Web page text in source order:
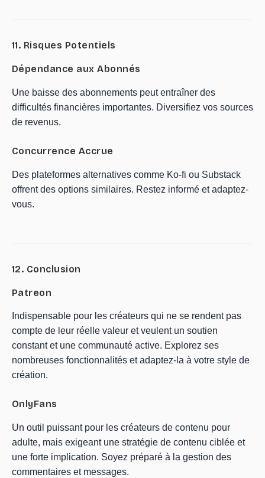
11. Risques Potentiels
Dépendance aux Abonnés
Une baisse des abonnements peut entraîner des
difficultés financières importantes. Diversifiez vos sources
de revenus.
Concurrence Accrue
Des plateformes alternatives comme Ko-fi ou Substack
offrent des options similaires. Restez informé et adaptez-
vous.
12. Conclusion
Patreon
Indispensable pour les créateurs qui ne se rendent pas
compte de leur réelle valeur et veulent un soutien
constant et une communauté active. Explorez ses
nombreuses fonctionnalités et adaptez-la à votre style de
création.
OnlyFans
Un outil puissant pour les créateurs de contenu pour
adulte, mais exigeant une stratégie de contenu ciblée et
une forte implication. Soyez préparé à la gestion des
commentaires et messages.